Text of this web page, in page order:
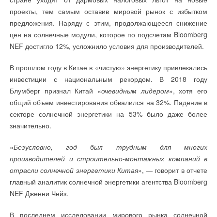
проекты, тем самым оставив мировой рынок с избытком
предложения. Наряду с этим, продолжающееся снижение
цен на солнечные модули, которое по подсчетам Bloomberg
NEF достигло 12%, усложнило условия для производителей.
В прошлом году в Китае в «чистую» энергетику привлекались
инвестиции с национальным рекордом. В 2018 году
Блумберг признал Китай «очевидным лидером», хотя его
общий объем инвестирования обвалился на 32%. Падение в
секторе солнечной энергетики на 53% было даже более
значительно.
«Безусловно, год был трудным для многих
производителей и строительно-монтажных компаний в
отрасли солнечной энергетики Китая», — говорит в отчете
главный аналитик солнечной энергетики агентства Bloomberg
NEF Дженни Чейз.
В последнем исследовании мирового рынка солнечной
с 29 января, позволит компании получить упрощенные
условия по локализации. Источники в отрасли отмечают, что
применение СПИК в части ВИЭ целесообразно только для
производств, не имеющих аналогов в России. Между тем
контракта поставлять импортное оборудование, получая
повышенные платежи за мощность. «Это дискредитирует
сам инструмент, снижает доверие участников рынка и
потребителей к ДПМ ВИЭ»,— полагают в отрасли. По
данным собеседников “Ъ”, речь может идти о поставках
китайского производителя Risen Energy. Китайские панели в
Замглавы Минпромторга Василий Осьмаков заверил “Ъ”, что
продукция, аналогичная технологии РГЭ, в России сейчас не
выпускается. Министерство готовит проект решения
комиссии по СПИК на условиях инвестора, совещание
Добавить комментарий
Ваше имя *
Ваш E-mail *
Текст комментария
Добавить комментарий
Ваше имя *
Ваш E-mail *
Текст комментария